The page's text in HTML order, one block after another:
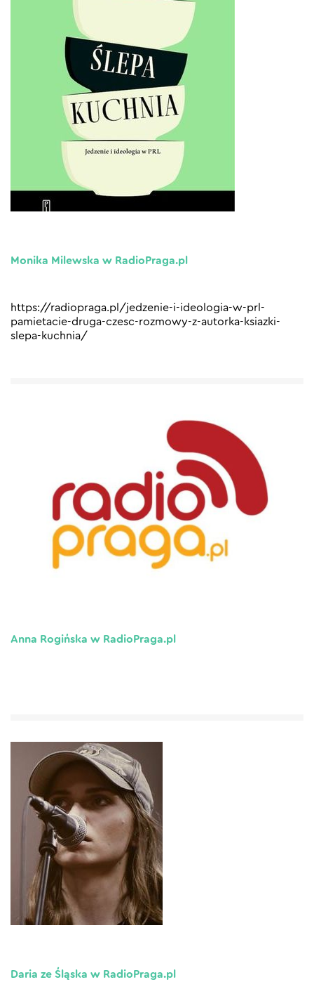
Monika Milewska w RadioPraga.pl
https://radiopraga.pl/jedzenie-i-ideologia-w-prl-
pamietacie-druga-czesc-rozmowy-z-autorka-ksiazki-
slepa-kuchnia/
Anna Rogińska w RadioPraga.pl
Daria ze Śląska w RadioPraga.pl